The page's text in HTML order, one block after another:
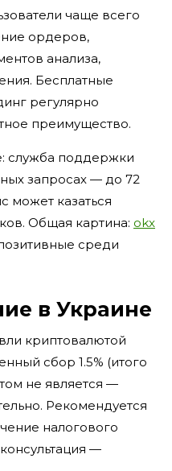
чаще всего
ордеров,
анализа,
Бесплатные
регулярно
преимущество.
служба поддержки
запросах — до 72
может казаться
Общая картина: okx
среди
в Украине
криптовалютой
сбор 1.5% (итого
не является —
Рекомендуется
налогового
—